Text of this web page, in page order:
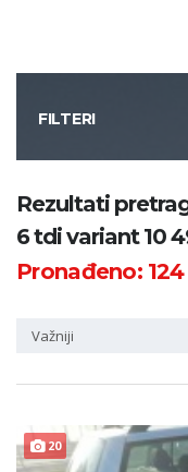
FILTERI
Kategorija
Županija
Rezultati
6 tdi variant 10
Pronađeno: 124
Važniji
20